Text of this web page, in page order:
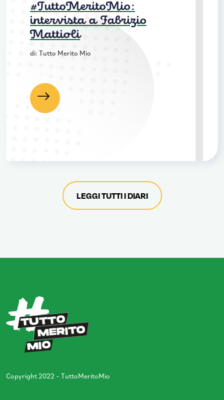
#TuttoMeritoMio:
intervista a Fabrizio
Mattioli
di: Tutto Merito Mio
Leggi
LEGGI TUTTI I DIARI
Copyright 2022 – TuttoMeritoMio